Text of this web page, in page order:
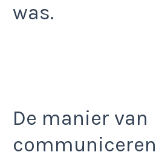
was.
De manier van
communiceren